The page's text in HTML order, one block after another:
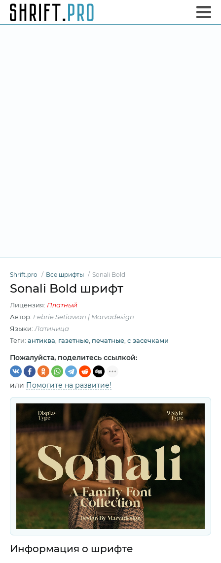
Shrift.pro Все шрифты Sonali Bold
Sonali Bold шрифт
Лицензия: Платный
Автор: Febrie Setiawan | Marvadesign
Языки: Латиница
Теги: антиква газетные печатные с засечками
Пожалуйста, поделитесь ссылкой:
или Помогите на развитие!
Информация о шрифте